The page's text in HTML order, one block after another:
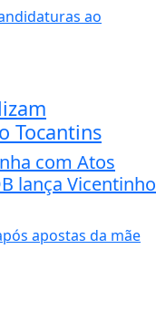
Tocantins
com Atos
lança Vicentinho